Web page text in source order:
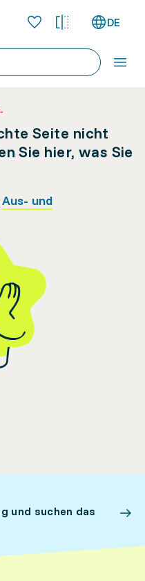
DE
Seite nicht
Sie hier, was Sie
Aus- und
und suchen das